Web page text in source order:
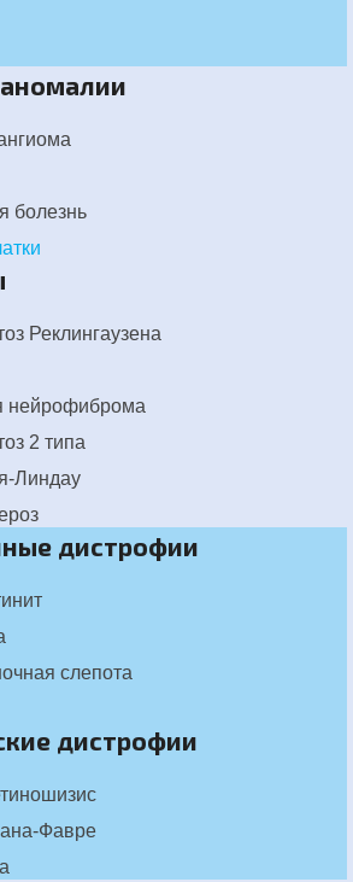
болезнь
Реклингаузена
нейрофиброма
2 типа
Линдау
дистрофии
слепота
дистрофии
Фавре